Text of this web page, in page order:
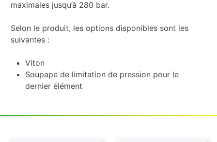
maximales jusqu’à 280 bar.
Selon le produit, les options disponibles sont les
suivantes :
Viton
Soupape de limitation de pression pour le
dernier élément